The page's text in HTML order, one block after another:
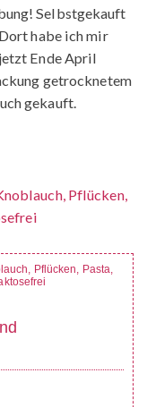
Selbstgekauft
habe ich mir
Ende April
getrocknetem
gekauft.